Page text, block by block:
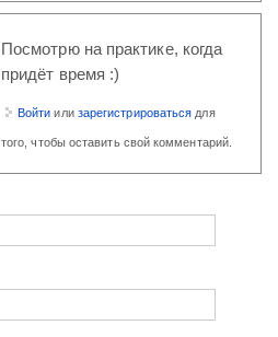
Посмотрю на практике, когда
придёт время :)
Войти или зарегистрироваться для
того, чтобы оставить свой комментарий.